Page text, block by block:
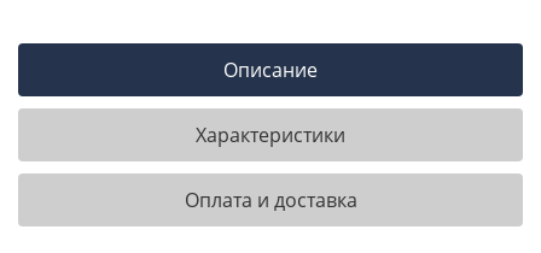
Описание
Характеристики
Оплата и доставка